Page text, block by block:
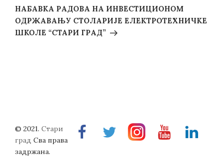
Post
НАБАВКА РАДОВА НА ИНВЕСТИЦИОНОМ
ОДРЖАВАЊУ СТОЛАРИЈЕ ЕЛЕКТРОТЕХНИЧКЕ
ШКОЛЕ “СТАРИ ГРАД”
FacebookTwitterInstragramYoutubeLinkedin
© 2021. Стари
град Сва права
задржана.